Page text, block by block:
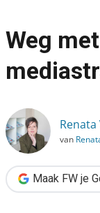
Marketing
›
Weg
van
Maak FW je